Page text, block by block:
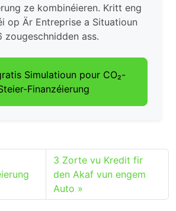
ze kombinéieren. Kritt eng
op Är Entreprise a Situatioun
zougeschnidden ass.
Simulatioun pour CO₂-
Finanzéierung
3 Zorte vu Kredit fir
den Akaf vun engem
Auto